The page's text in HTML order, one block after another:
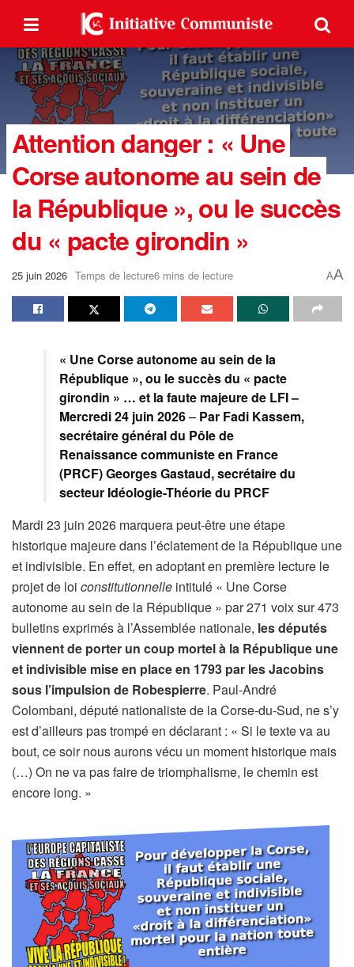
Attention danger : « Une
Corse autonome au sein de
la République », ou le succès
du « pacte girondin »
25 juin 2026 Temps de lecture6 mins de lecture AA
« Une Corse autonome au sein de la
République », ou le succès du « pacte
girondin » … et la faute majeure de LFI –
Mercredi 24 juin 2026– Par Fadi Kassem,
secrétaire général du Pôle de
Renaissance communiste en France
(PRCF)Georges Gastaud, secrétaire du
secteur Idéologie-Théorie du PRCF
Mardi 23 juin 2026 marquera peut-être une étape
historique majeure dans l’éclatement de la République une
et indivisible. En effet, en adoptant en première lecture le
projet de loi constitutionnelle intitulé « Une Corse
autonome au sein de la République » par 271 voix sur 473
bulletins exprimés à l’Assemblée nationale, les députés
viennent de porter un coup mortel à la République une
et indivisible mise en place en 1793 par les Jacobins
sous l’impulsion de Robespierre. Paul-André
Colombani, député nationaliste de la Corse-du-Sud, ne s’y
est d’ailleurs pas trompé en déclarant : « Si le texte va au
bout, ce soir nous aurons vécu un moment historique mais
(…) On ne va pas faire de triomphalisme, le chemin est
encore long. »